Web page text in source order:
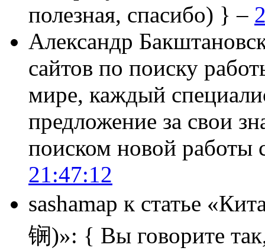
полезная, спасибо) } –
Александр
сайтов по поиску
мире, каждый
предложение за свои
поиском новой
21:47:12
sashamap к статье
锎)»: { Вы говорите